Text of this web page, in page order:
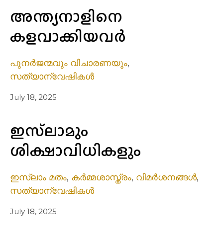
അന്ത്യനാളിനെ
കളവാക്കിയവർ
പുനർജന്മവും വിചാരണയും,
സത്യാന്വേഷികൾ
July 18, 2025
ഇസ്‌ലാമും
ശിക്ഷാവിധികളും
ഇസ്ലാം മതം, കർമ്മശാസ്ത്രം, വിമർശനങ്ങൾ,
സത്യാന്വേഷികൾ
July 18, 2025